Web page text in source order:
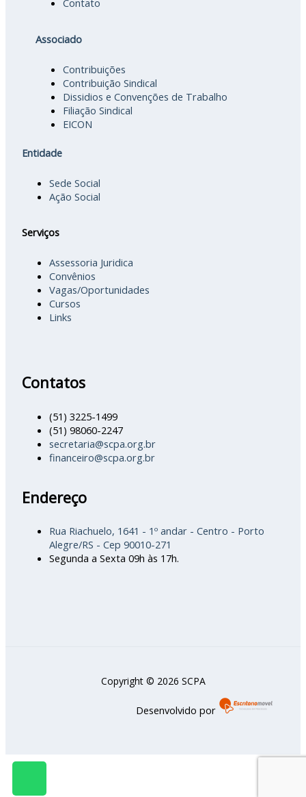
Contato
Associado
Contribuições
Contribuição Sindical
Dissidios e Convenções de Trabalho
Filiação Sindical
EICON
Entidade
Sede Social
Ação Social
Serviços
Assessoria Juridica
Convênios
Vagas/Oportunidades
Cursos
Links
Contatos
(51) 3225-1499
(51) 98060-2247
secretaria@scpa.org.br
financeiro@scpa.org.br
Endereço
Rua Riachuelo, 1641 - 1º andar - Centro - Porto
Alegre/RS - Cep 90010-271
Segunda a Sexta 09h às 17h.
Copyright © 2026 SCPA
Desenvolvido por
W